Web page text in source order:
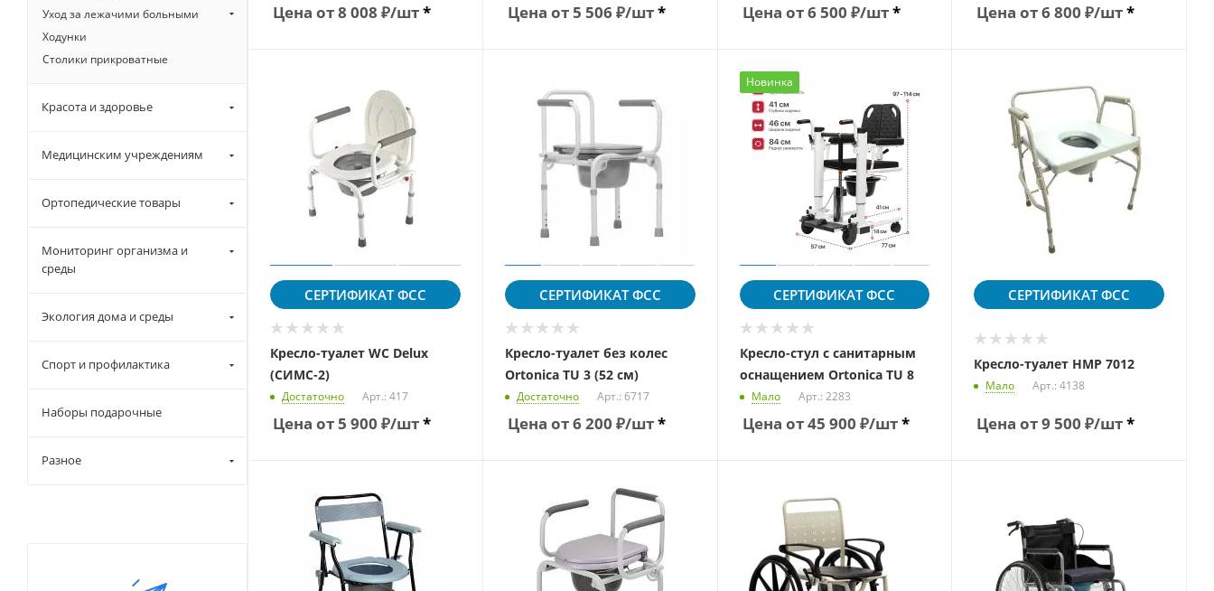
Цена от8 008 ₽/шт* Цена от5 506 ₽/шт* Цена от6 500 ₽/шт* Цена от6 800 ₽/шт*
СЕРТИФИКАТФСС
Кресло-туалет WC Delux
(СИМС-2)
Достаточно Арт.: 417
Цена от5 900 ₽/шт*
СЕРТИФИКАТФСС
Кресло-туалет без колес
Ortonica TU 3 (52 см)
Достаточно Арт.: 6717
Цена от6 200 ₽/шт*
Новинка
СЕРТИФИКАТФСС
Кресло-стул с санитарным
оснащением Ortonica TU 8
Мало Арт.: 2283
Цена от45 900 ₽/шт*
СЕРТИФИКАТФСС
Кресло-туалет HMP 7012
Мало Арт.: 4138
Цена от9 500 ₽/шт*
Уход за лежачими больными
Ходунки
Столики прикроватные
Красота и здоровье
Медицинским учреждениям
Ортопедические товары
Мониторинг организма и
среды
Экология дома и среды
Спорт и профилактика
Наборы подарочные
Разное